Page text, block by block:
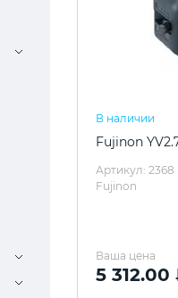
В наличии
Fujinon
Артикул: 2368
Fujinon
Ваша цена
5 312.00